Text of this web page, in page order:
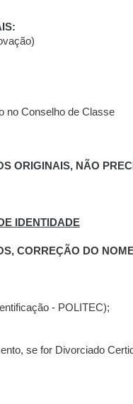
no Conselho de Classe
ORIGINAIS, NÃO
IDENTIDADE
CORREÇÃO DO
- POLITEC);
se for Divorciado